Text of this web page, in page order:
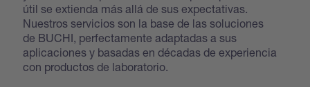
útil se extienda más allá de sus expectativas.
Nuestros servicios son la base de las soluciones
de BUCHI, perfectamente adaptadas a sus
aplicaciones y basadas en décadas de experiencia
con productos de laboratorio.